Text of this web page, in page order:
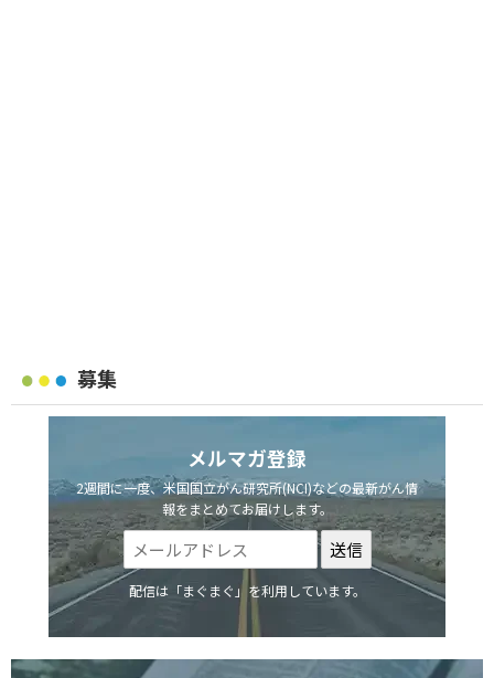
募集
メルマガ登録
2週間に一度、米国国立がん研究所(NCI)などの最新がん情
報をまとめてお届けします。
配信は「まぐまぐ」を利用しています。